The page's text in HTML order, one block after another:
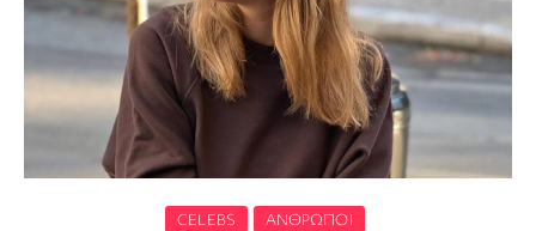
CELEBS ΆΝΘΡΩΠΟΙ